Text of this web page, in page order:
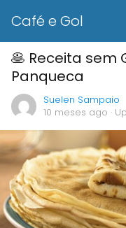
Café e Gol
🥞 Receita sem
Panqueca
Suelen Sampaio
10 meses ago ·